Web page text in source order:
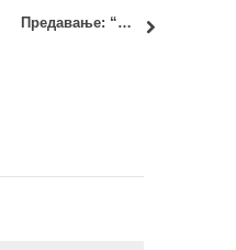
Предавање: “Момир Коруновић (1883-1969) – неимар Врачара и Београда” – Проф. др Александар Кадијевић